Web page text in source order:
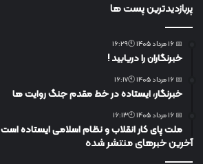
پربازدیدترین پست ها
📅 16 مرداد 1405 🕙16:29
خبرنگاران را دریابید !
📅 16 مرداد 1405 🕙16:17
خبرنگار، ایستاده در خط مقدم جنگ روایت ها
📅 16 مرداد 1405 🕙16:13
ملت پای کار انقلاب و نظام اسلامی ایستاده است
آخرین خبرهای منتشر شده